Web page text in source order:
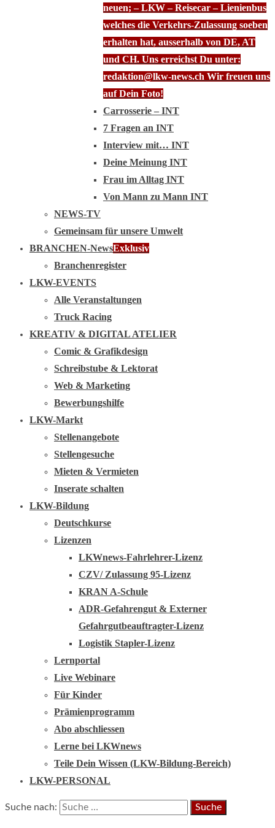
neuen; – LKW – Reisecar – Lienienbus
welches die Verkehrs-Zulassung soeben
erhalten hat, ausserhalb von DE, AT
und CH. Uns erreichst Du unter:
redaktion@lkw-news.ch Wir freuen uns
auf Dein Foto!
Carrosserie – INT
7 Fragen an INT
Interview mit… INT
Deine Meinung INT
Frau im Alltag INT
Von Mann zu Mann INT
NEWS-TV
Gemeinsam für unsere Umwelt
BRANCHEN-NewsExklusiv
Branchenregister
LKW-EVENTS
Alle Veranstaltungen
Truck Racing
KREATIV & DIGITAL ATELIER
Comic & Grafikdesign
Schreibstube & Lektorat
Web & Marketing
Bewerbungshilfe
LKW-Markt
Stellenangebote
Stellengesuche
Mieten & Vermieten
Inserate schalten
LKW-Bildung
Deutschkurse
Lizenzen
LKWnews-Fahrlehrer-Lizenz
CZV/ Zulassung 95-Lizenz
KRAN A-Schule
ADR-Gefahrengut & Externer
Gefahrgutbeauftragter-Lizenz
Logistik Stapler-Lizenz
Lernportal
Live Webinare
Für Kinder
Prämienprogramm
Abo abschliessen
Lerne bei LKWnews
Teile Dein Wissen (LKW-Bildung-Bereich)
LKW-PERSONAL
Suche nach: